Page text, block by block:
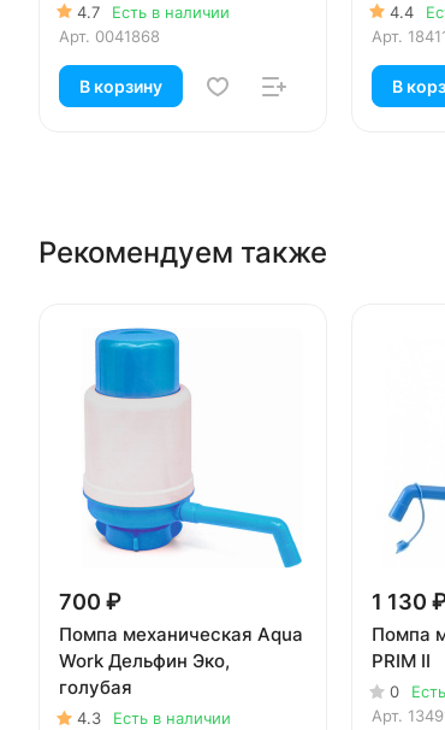
4.7
Есть в наличии
Арт. 0041868
В корзину
4.4
Арт.
В
Рекомендуем также
700 ₽
Помпа механическая Aqua
Work Дельфин Эко,
голубая
4.3
Есть в наличии
1 130
Помпа
PRIM II
0
Арт.